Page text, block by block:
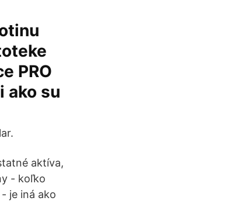
PRO
ako su
aktíva,
- koľko
je iná ako